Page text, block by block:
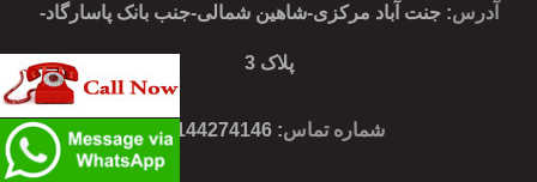
آدرس: جنت آباد مرکزی-شاهین شمالی-جنب بانک پاسارگاد-
پلاک 3
شماره تماس: 02144274146